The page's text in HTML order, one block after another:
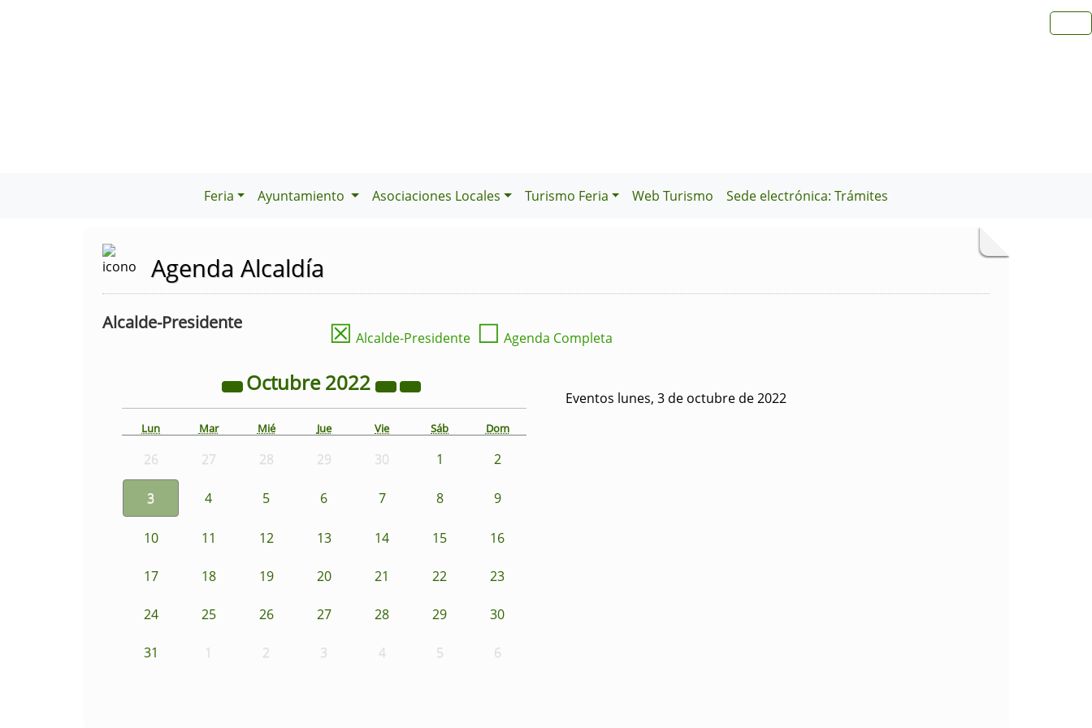
Feria Ayuntamiento Asociaciones Locales Turismo Feria Web Turismo Sede electrónica: Trámites
Agenda Alcaldía
Alcalde-Presidente ☒ Alcalde-Presidente ☐ Agenda Completa
Octubre2022
Lun Mar Mié Jue Vie Sáb Dom
26 27 28 29 30 1 2
3 4 5 6 7 8 9
10 11 12 13 14 15 16
17 18 19 20 21 22 23
24 25 26 27 28 29 30
31 1 2 3 4 5 6
Eventos lunes, 3 de octubre de 2022